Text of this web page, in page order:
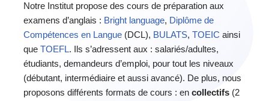
Notre Institut propose des cours de préparation aux
examens d’anglais : Bright language, Diplôme de
Compétences en Langue (DCL), BULATS, TOEIC ainsi
que TOEFL. Ils s’adressent aux : salariés/adultes,
étudiants, demandeurs d’emploi, pour tout les niveaux
(débutant, intermédiaire et aussi avancé). De plus, nous
proposons différents formats de cours : en collectifs (2